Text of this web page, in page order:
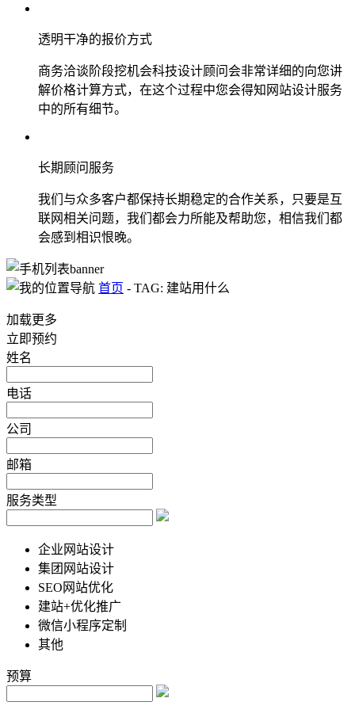
透明干净的报价方式
商务洽谈阶段挖机会科技设计顾问会非常详细的向您讲
解价格计算方式，在这个过程中您会得知网站设计服务
中的所有细节。
长期顾问服务
我们与众多客户都保持长期稳定的合作关系，只要是互
联网相关问题，我们都会力所能及帮助您，相信我们都
会感到相识恨晚。
首页 - TAG: 建站用什么
加载更多
立即预约
姓名
电话
公司
邮箱
服务类型
企业网站设计
集团网站设计
SEO网站优化
建站+优化推广
微信小程序定制
其他
预算